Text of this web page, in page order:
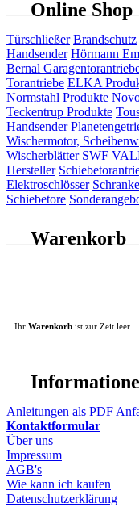
Online Shop
Türschließer Brandschutz
Handsender Hörmann
Bernal
Torantriebe ELKA
Normstahl Produkte
Teckentrup Produkte
Handsender
Wischermotor,
Wischerblätter SWF
Hersteller
Elektroschlösser
Schiebetore
Warenkorb
Ihr Warenkorb ist zur Zeit leer.
Anleitungen als PDF
Kontaktformular
Über uns
Impressum
AGB's
Wie kann ich kaufen
Datenschutzerklärung